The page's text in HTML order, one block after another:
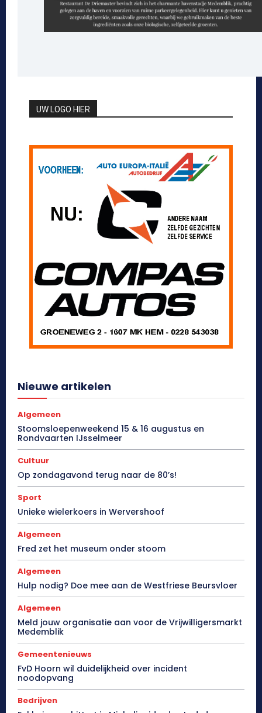
UW LOGO HIER
Nieuwe artikelen
Algemeen
Stoomsloepenweekend 15 & 16 augustus en
Rondvaarten IJsselmeer
Cultuur
Op zondagavond terug naar de 80’s!
Sport
Unieke wielerkoers in Wervershoof
Algemeen
Fred zet het museum onder stoom
Algemeen
Hulp nodig? Doe mee aan de Westfriese Beursvloer
Algemeen
Meld jouw organisatie aan voor de Vrijwilligersmarkt
Medemblik
Gemeentenieuws
FvD Hoorn wil duidelijkheid over incident
noodopvang
Bedrijven